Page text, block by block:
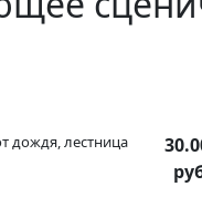
дождя, лестница